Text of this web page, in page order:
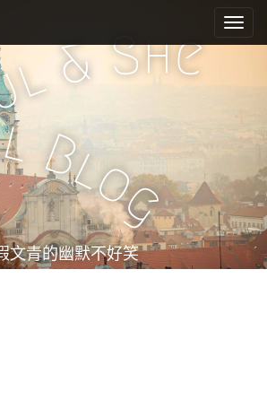
l&She
Bl
og
文青的幽默不好笑